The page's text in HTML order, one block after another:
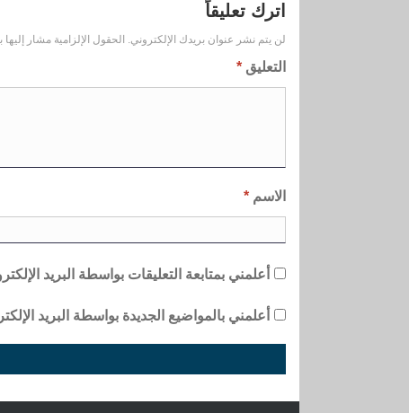
اترك تعليقاً
لن يتم نشر عنوان بريدك الإلكتروني. الحقول الإلزامية مشار إليها
التعليق *
الاسم *
أعلمني بمتابعة التعليقات بواسطة البريد
أعلمني بالمواضيع الجديدة بواسطة البريد